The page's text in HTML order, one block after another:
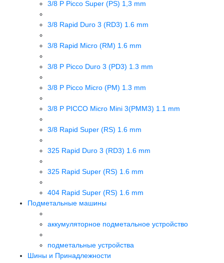
3/8 P Picco Super (PS) 1,3 mm
3/8 Rapid Duro 3 (RD3) 1.6 mm
3/8 Rapid Micro (RM) 1.6 mm
3/8 P Picco Duro 3 (PD3) 1.3 mm
3/8 P Picco Micro (PM) 1.3 mm
3/8 P PICCO Micro Mini 3(PMM3) 1.1 mm
3/8 Rapid Super (RS) 1.6 mm
325 Rapid Duro 3 (RD3) 1.6 mm
325 Rapid Super (RS) 1.6 mm
404 Rapid Super (RS) 1.6 mm
Подметальные машины
аккумуляторное подметальное устройство
подметальные устройства
Шины и Принадлежности